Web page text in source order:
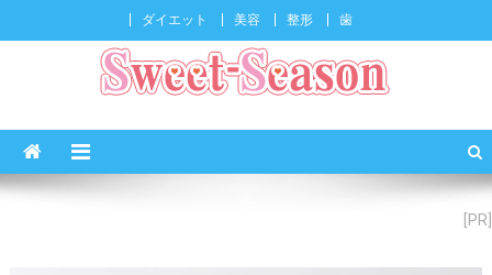
ダイエット 美容 整形 歯
sweet-season
[PR]